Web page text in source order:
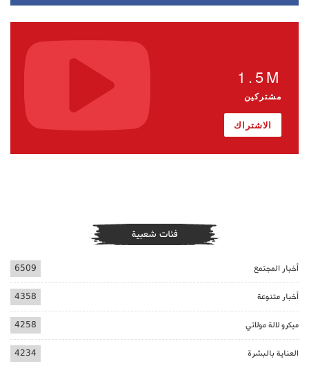
1.5M
مشتركين
الاشتراك
فئات شعبية
أخبار المجتمع 6509
أخبار متنوعة 4358
ميكرو لالة مولاتي 4258
العناية بالبشرة 4234